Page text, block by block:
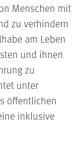
Menschen mit
zu verhindern
am Leben
und ihnen
zu
unter
öffentlichen
inklusive